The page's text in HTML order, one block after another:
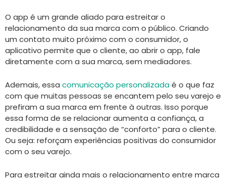
O app é um grande aliado para estreitar o
relacionamento da sua marca com o público. Criando
um contato muito próximo com o consumidor, o
aplicativo permite que o cliente, ao abrir o app, fale
diretamente com a sua marca, sem mediadores.
Ademais, essa comunicação personalizadaé o que faz
com que muitas pessoas se encantem pelo seu varejo e
prefiram a sua marca em frente à outras. Isso porque
essa forma de se relacionar aumenta a confiança, a
credibilidade e a sensação de “conforto” para o cliente.
Ou seja: reforçam experiências positivas do consumidor
com o seu varejo.
Para estreitar ainda mais o relacionamento entre marca